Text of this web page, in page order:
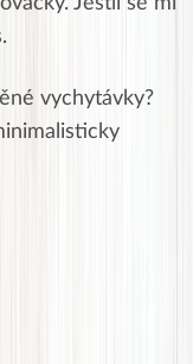
vychytávky?